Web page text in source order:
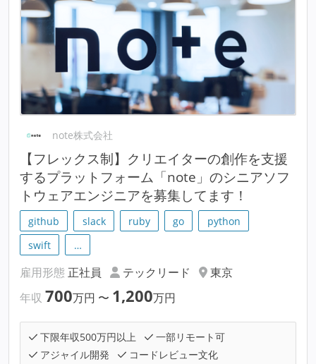
note株式会社
【フレックス制】クリエイターの創作を支援
するプラットフォーム「note」のシニアソフ
トウェアエンジニアを募集してます！
github slack ruby go
python
swift
…
雇用形態 正社員 テックリード
東京
年収 700万円 〜 1,200万円
下限年収500万円以上
一部リモート可
アジャイル開発
コードレビュー文化